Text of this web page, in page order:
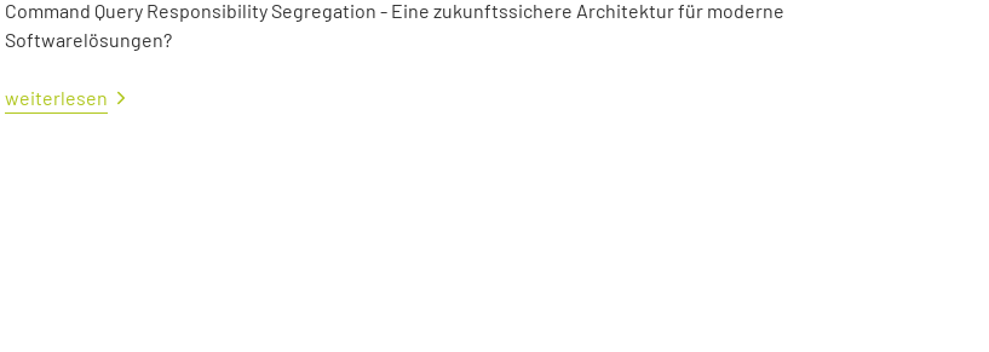
Command Query Responsibility Segregation - Eine zukunftssichere Architektur für moderne
Softwarelösungen?
weiterlesen